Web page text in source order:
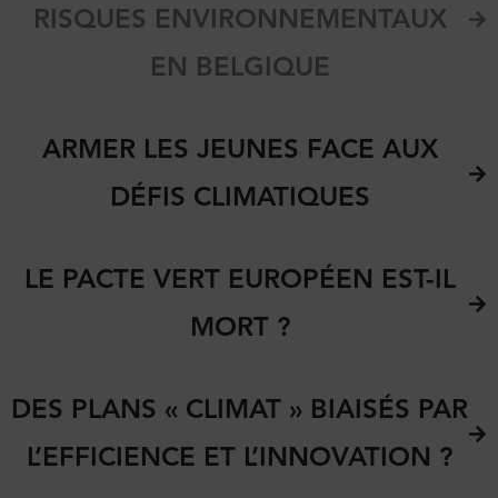
RISQUES ENVIRONNEMENTAUX
EN BELGIQUE
ARMER LES JEUNES FACE AUX
DÉFIS CLIMATIQUES
LE PACTE VERT EUROPÉEN EST-IL
MORT ?
DES PLANS « CLIMAT » BIAISÉS PAR
L’EFFICIENCE ET L’INNOVATION ?